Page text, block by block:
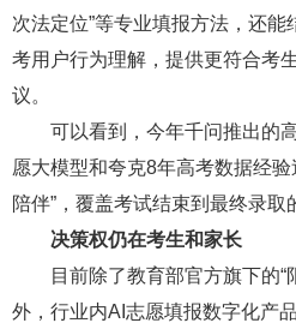
次法定位”等专业填报方法，还
考用户行为理解，提供更符合考
议。
可以看到，今年千问推出的
愿大模型和夸克8年高考数据经
陪伴”，覆盖考试结束到最终录取
决策权仍在考生和家长
目前除了教育部官方旗下的“
外，行业内AI志愿填报数字化产